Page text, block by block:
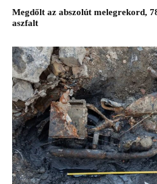
Megdőlt az abszolút melegrekord,
aszfalt